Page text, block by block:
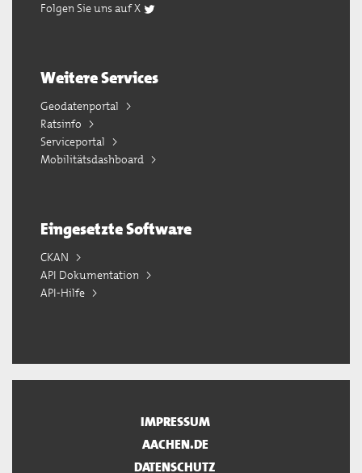
Folgen Sie uns auf X
Weitere Services
Geodatenportal
Ratsinfo
Serviceportal
Mobilitätsdashboard
Eingesetzte Software
CKAN
API Dokumentation
API-Hilfe
IMPRESSUM
AACHEN.DE
DATENSCHUTZ